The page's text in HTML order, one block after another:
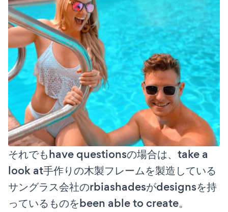
それでもhave questionsの場合は、take a
look at手作りの木製フレームを製造している
サングラス会社のrbiashadesがdesignsを持
っているものをbeen able to create。